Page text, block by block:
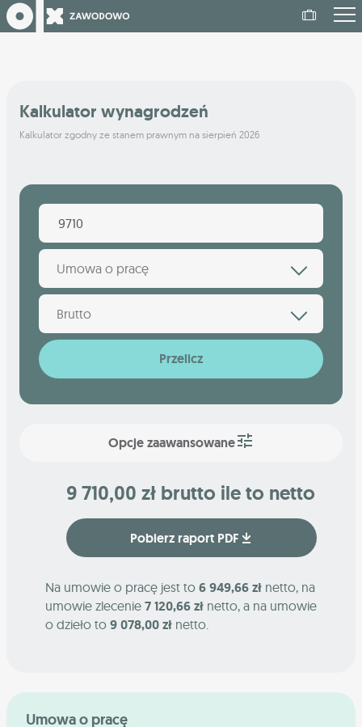
Kalkulator wynagrodzeń
Kalkulator zgodny ze stanem prawnym na sierpień 2026
Umowa o pracę
Brutto
Przelicz
Opcje zaawansowane
9 710,00 zł brutto ile to netto
Pobierz raport PDF
Na umowie o pracę jest to 6 949,66 zł netto, na
umowie zlecenie 7 120,66 zł netto, a na umowie
o dzieło to 9 078,00 zł netto.
Umowa o pracę